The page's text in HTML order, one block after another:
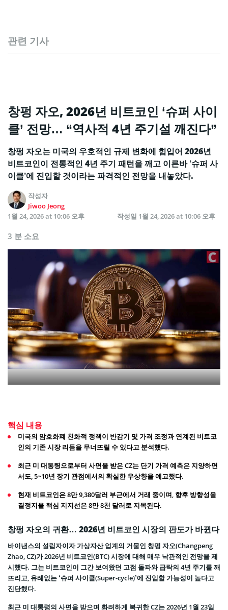
관련 기사
창펑 자오, 2026년 비트코인 ‘슈퍼 사이
클’ 전망… “역사적 4년 주기설 깨진다”
창펑 자오는 미국의 우호적인 규제 변화에 힘입어 2026년
비트코인이 전통적인 4년 주기 패턴을 깨고 이른바 ‘슈퍼 사
이클’에 진입할 것이라는 파격적인 전망을 내놓았다.
작성자
Jiwoo Jeong
1월 24, 2026 at 10:06 오후
작성일 1월 24, 2026 at 10:06 오후
3 분 소요
핵심 내용
미국의 암호화폐 친화적 정책이 반감기 및 가격 조정과 연계된 비트코
인의 기존 시장 리듬을 무너뜨릴 수 있다고 분석했다.
최근 미 대통령으로부터 사면을 받은 CZ는 단기 가격 예측은 지양하면
서도, 5~10년 장기 관점에서의 확실한 우상향을 예고했다.
현재 비트코인은 8만 9,380달러 부근에서 거래 중이며, 향후 방향성을
결정지을 핵심 지지선은 8만 8천 달러로 지목된다.
창펑 자오의 귀환… 2026년 비트코인 시장의 판도가 바뀐다
바이낸스의 설립자이자 가상자산 업계의 거물인 창펑 자오(Changpeng
Zhao, CZ)가 2026년 비트코인(BTC) 시장에 대해 매우 낙관적인 전망을 제
시했다. 그는 비트코인이 그간 보여왔던 고점 돌파와 급락의 4년 주기를 깨
뜨리고, 유례없는 ‘슈퍼 사이클(Super-cycle)’에 진입할 가능성이 높다고
진단했다.
최근 미 대통령의 사면을 받으며 화려하게 복귀한 CZ는 2026년 1월 23일